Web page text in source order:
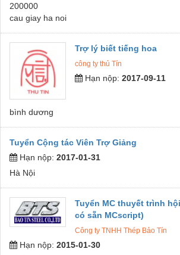
200000
cau giay ha noi
Trợ lý biết tiếng hoa
công ty thủ Tín
Hạn nộp: 2017-09-11
bình dương
Tuyển Cộng tác Viên Trợ Giảng
Hạn nộp: 2017-01-31
Hà Nội
Tuyển MC thuyết trình
có sẵn MCscript)
Công ty TNHH Thép Bảo Tín
Hạn nộp: 2015-01-30